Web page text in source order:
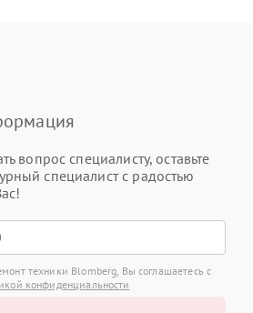
вопрос специалисту, оставьте
специалист с радостью
техники Blomberg, Вы соглашаетесь с
конфиденциальности